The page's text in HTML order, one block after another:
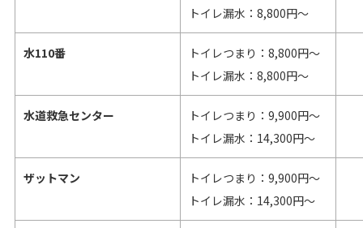
トイレ漏水：8,800円～
水110番
トイレつまり：8,800円～
トイレ漏水：8,800円～
水道救急センター
トイレつまり：9,900円～
トイレ漏水：14,300円～
ザットマン
トイレつまり：9,900円～
トイレ漏水：14,300円～